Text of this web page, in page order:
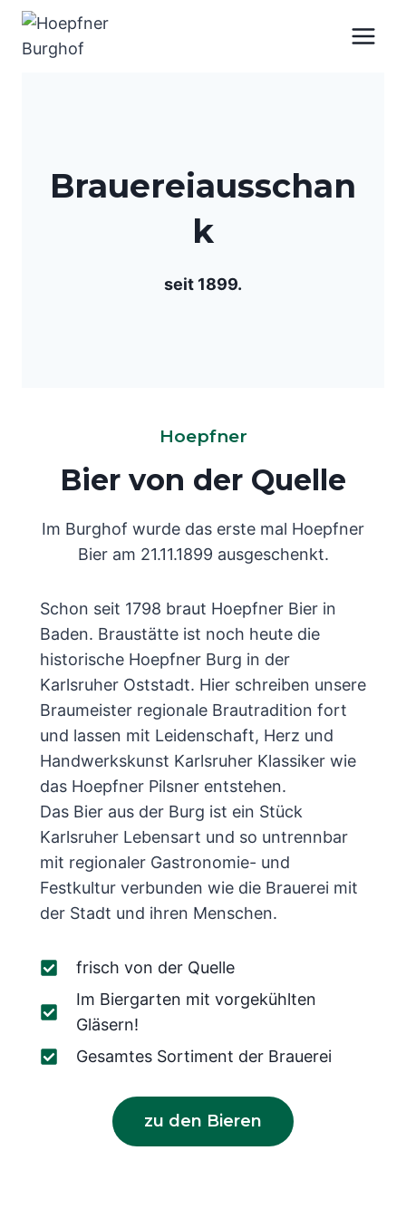
Zum
springen
Brauereiausschan
k
seit 1899.
Hoepfner
Bier von der Quelle
Im Burghof wurde das erste mal Hoepfner
Bier am 21.11.1899 ausgeschenkt.
Schon seit 1798 braut Hoepfner Bier in
Baden. Braustätte ist noch heute die
historische Hoepfner Burg in der
Karlsruher Oststadt. Hier schreiben unsere
Braumeister regionale Brautradition fort
und lassen mit Leidenschaft, Herz und
Handwerkskunst Karlsruher Klassiker wie
das Hoepfner Pilsner entstehen.
Das Bier aus der Burg ist ein Stück
Karlsruher Lebensart und so untrennbar
mit regionaler Gastronomie- und
Festkultur verbunden wie die Brauerei mit
der Stadt und ihren Menschen.
frisch von der Quelle
Im Biergarten mit vorgekühlten
Gläsern!
Gesamtes Sortiment der Brauerei
zu den Bieren